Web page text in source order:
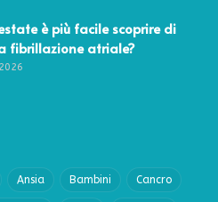
è più facile scoprire di
fibrillazione atriale?
Ansia Bambini Cancro